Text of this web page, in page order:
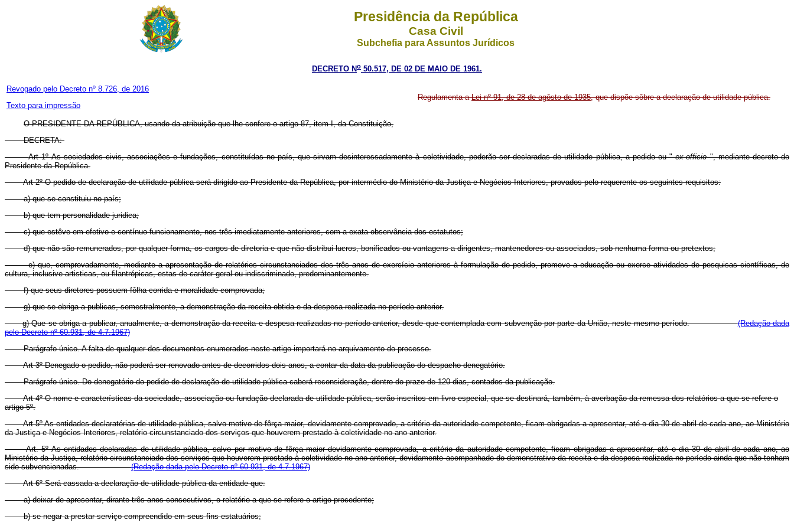
Presidência da República
Casa Civil
Subchefia para Assuntos Jurídicos
DECRETO No 50.517, DE 02 DE MAIO DE 1961.
Revogado pelo Decreto nº 8.726, de 2016
Texto para impressão
Regulamenta aLei nº 91, de 28 de agôsto de 1935, que dispõe sôbre a declaração de utilidade pública.
O PRESIDENTE DA REPÚBLICA, usando da atribuição que lhe confere o artigo 87, item I, da Constituição,
DECRETA:
Art 1º As sociedades civis, associações e fundações, constituídas no país, que sirvam desinteressadamente à coletividade, poderão ser declaradas de utilidade pública, a pedido ou "ex-officio", mediante decreto do
Presidente da República.
Art 2º O pedido de declaração de utilidade pública será dirigido ao Presidente da República, por intermédio do Ministério da Justiça e Negócios Interiores, provados pelo requerente os seguintes requisitos:
a) que se constituiu no país;
b) que tem personalidade juridica;
c) que estêve em efetivo e contínuo funcionamento, nos três imediatamente anteriores, com a exata observância dos estatutos;
d) que não são remunerados, por qualquer forma, os cargos de diretoria e que não distribui lucros, bonificados ou vantagens a dirigentes, mantenedores ou associados, sob nenhuma forma ou pretextos;
e) que, comprovadamente, mediante a apresentação de relatórios circunstanciados dos três anos de exercício anteriores à formulação do pedido, promove a educação ou exerce atividades de pesquisas científicas, de
cultura, inclusive artisticas, ou filantrópicas, estas de caráter geral ou indiscriminado, predominantemente.
f) que seus diretores possuem fôlha corrida e moralidade comprovada;
g) que se obriga a publicas, semestralmente, a demonstração da receita obtida e da despesa realizada no período anterior.
g) Que se obriga a publicar, anualmente, a demonstração da receita e despesa realizadas no período anterior, desde que contemplada com subvenção por parte da União, neste mesmo período.(Redação dada
pelo Decreto nº 60.931, de 4.7.1967)
Parágrafo único. A falta de qualquer dos documentos enumerados neste artigo importará no arquivamento do processo.
Art 3º Denegado o pedido, não poderá ser renovado antes de decorridos dois anos, a contar da data da publicação do despacho denegatório.
Parágrafo único. Do denegatório do pedido de declaração de utilidade pública caberá reconsideração, dentro do prazo de 120 dias, contados da publicação.
Art 4º O nome e características da sociedade, associação ou fundação declarada de utilidade pública, serão inscritos em livro especial, que se destinará, também, à averbação da remessa dos relatórios a que se refere o
artigo 5º.
Art 5º As entidades declaratórias de utilidade pública, salvo motivo de fôrça maior, devidamente comprovado, a critério da autoridade competente, ficam obrigadas a apresentar, até o dia 30 de abril de cada ano, ao Ministério
da Justiça e Negócios Interiores, relatório circunstanciado dos serviços que houverem prestado à coletividade no ano anterior.
Art. 5º As entidades declaradas de utilidade pública, salvo por motivo de fôrça maior devidamente comprovada, a critério da autoridade competente, ficam obrigadas a apresentar, até o dia 30 de abril de cada ano, ao
Ministério da Justiça, relatório circunstanciado dos serviços que houverem prestado à coletividade no ano anterior, devidamente acompanhado do demonstrativo da receita e da despesa realizada no período ainda que não tenham
sido subvencionadas.(Redação dada pelo Decreto nº 60.931, de 4.7.1967)
Art 6º Será cassada a declaração de utilidade pública da entidade que:
a) deixar de apresentar, dirante três anos consecutivos, o relatório a que se refere o artigo procedente;
b) se negar a prestar serviço compreendido em seus fins estatuários;